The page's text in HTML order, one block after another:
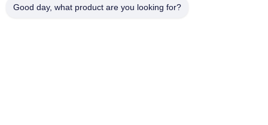
Good day, what product are you looking for?